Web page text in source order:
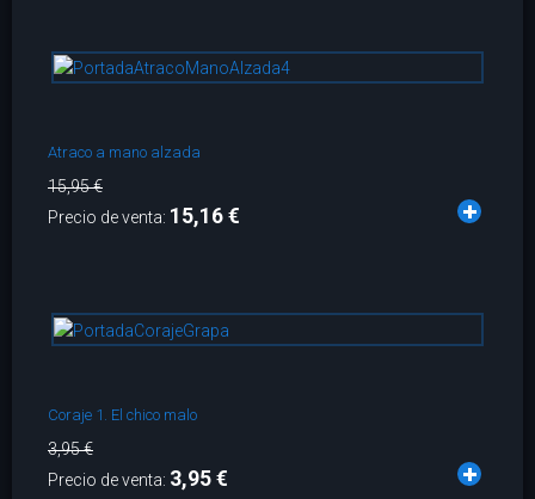
Atraco a mano alzada
15,95 €
Precio de venta: 15,16 €
Coraje 1. El chico malo
3,95 €
Precio de venta: 3,95 €